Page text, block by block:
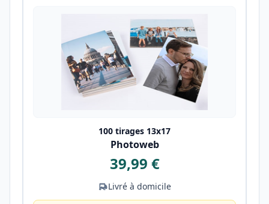
100 tirages 13x17
Photoweb
39,99 €
Livré à domicile